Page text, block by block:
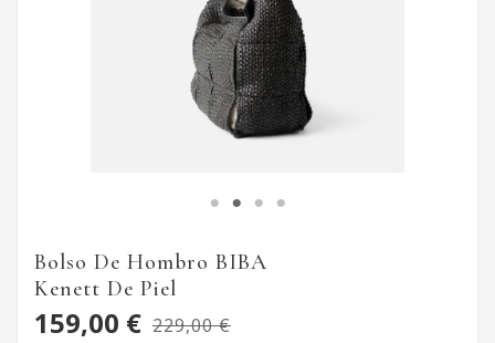
Bolso De Hombro BIBA
Kenett De Piel
159,00 € 229,00 €